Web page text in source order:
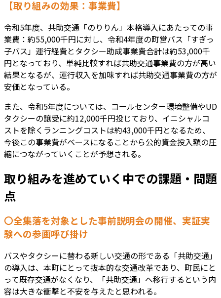
【取り組みの効果：事業費】
令和5年度、共助交通「のりりん」本格導入にあたっての事
業費：約55,000千円に対し、令和4年度の町営バス「すぎっ
子バス」運行経費とタクシー助成事業費合計は約53,000千
円となっており、単純比較すれば共助交通事業費の方が高い
結果となるが、運行収入を加味すれば共助交通事業費の方が
安価となっている。
また、令和5年度については、コールセンター環境整備やUD
タクシーの譲受に約12,000千円投じており、イニシャルコ
ストを除くランニングコストは約43,000千円となるため、
今後この事業費がベースになることから公的資金投入額の圧
縮につながっていくことが予想される。
取り組みを進めていく中での課題・問題
点
〇全集落を対象とした事前説明会の開催、実証実
験への参画呼び掛け
バスやタクシーに替わる新しい交通の形である「共助交通」
の導入は、本町にとって抜本的な交通改革であり、町民にと
って既存交通がなくなり、「共助交通」へ移行するという内
容は大きな衝撃と不安を与えたと思われる。